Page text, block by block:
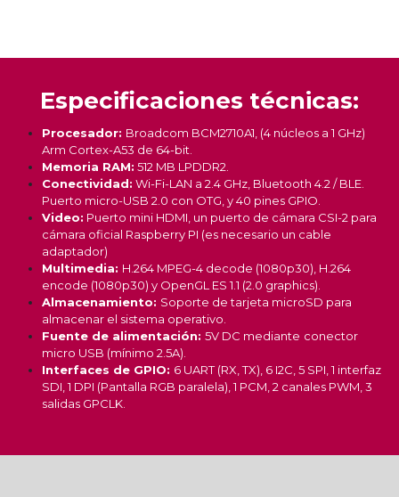
Especificaciones técnicas:
Procesador: Broadcom BCM2710A1, (4 núcleos a 1 GHz)
Arm Cortex-A53 de 64-bit.
Memoria RAM: 512 MB LPDDR2.
Conectividad: Wi-Fi-LAN a 2.4 GHz, Bluetooth 4.2 / BLE.
Puerto micro-USB 2.0 con OTG, y 40 pines GPIO.
Video: Puerto mini HDMI, un puerto de cámara CSI-2 para
cámara oficial Raspberry PI (es necesario un cable
adaptador)
Multimedia: H.264 MPEG-4 decode (1080p30), H.264
encode (1080p30) y OpenGL ES 1.1 (2.0 graphics).
Almacenamiento: Soporte de tarjeta microSD para
almacenar el sistema operativo.
Fuente de alimentación: 5V DC mediante conector
micro USB (mínimo 2.5A).
Interfaces de GPIO: 6 UART (RX, TX), 6 I2C, 5 SPI, 1 interfaz
SDI, 1 DPI (Pantalla RGB paralela), 1 PCM, 2 canales PWM, 3
salidas GPCLK.